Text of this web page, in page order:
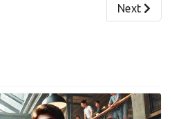
Bisnis Berbasis Next
Next